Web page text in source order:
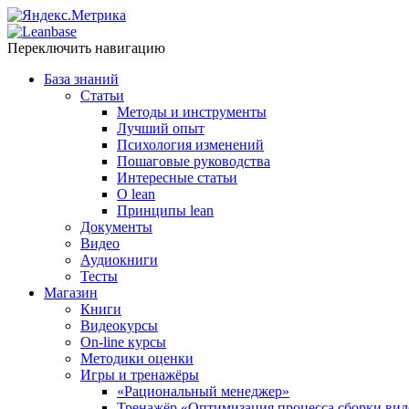
Переключить навигацию
База знаний
Статьи
Методы и инструменты
Лучший опыт
Психология изменений
Пошаговые руководства
Интересные статьи
O lean
Принципы lean
Документы
Видео
Аудиокниги
Тесты
Магазин
Книги
Видеокурсы
On-line курсы
Методики оценки
Игры и тренажёры
«Рациональный менеджер»